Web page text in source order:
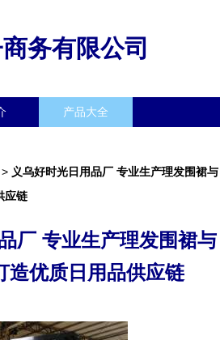
务有限公司
产品大全
> 义乌好时光日用品厂 专业生产理发围裙与
应链
厂 专业生产理发围裙与
造优质日用品供应链